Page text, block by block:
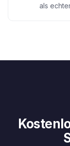
als